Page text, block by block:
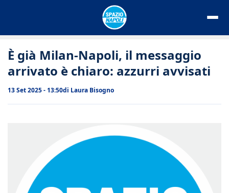
È già Milan-Napoli, il messaggio
arrivato è chiaro: azzurri avvisati
13 Set 2025 - 13:50di Laura Bisogno